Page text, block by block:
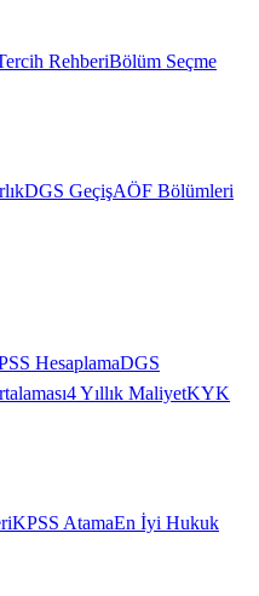
RehberiBölüm Seçme
DGS GeçişAÖF Bölümleri
HesaplamaDGS
4 Yıllık MaliyetKYK
KPSS AtamaEn İyi Hukuk